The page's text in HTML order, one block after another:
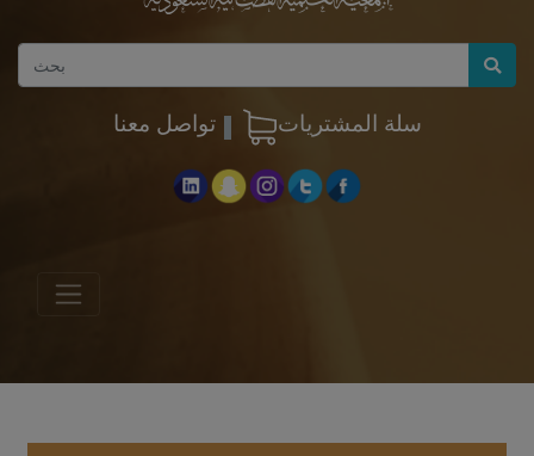
تواصل معنا سلة المشتريات